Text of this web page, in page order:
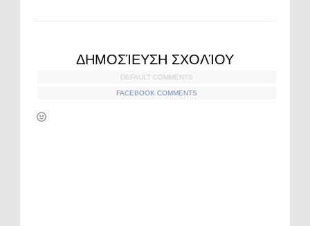
ΔΗΜΟΣΊΕΥΣΗ ΣΧΟΛΊΟΥ
DEFAULT COMMENTS
FACEBOOK COMMENTS